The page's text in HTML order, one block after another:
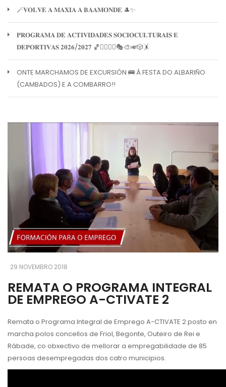
🪄𝐕𝐎𝐋𝐕𝐄 𝐀 𝐌𝐀𝐗𝐈𝐀 𝐀 𝐁𝐀𝐀𝐌𝐎𝐍𝐃𝐄 🎩✨
𝐏𝐑𝐎𝐆𝐑𝐀𝐌𝐀 𝐃𝐄 𝐀𝐂𝐓𝐈𝐕𝐈𝐃𝐀𝐃𝐄𝐒 𝐒𝐎𝐂𝐈𝐎𝐂𝐔𝐋𝐓𝐔𝐑𝐀𝐈𝐒 𝐄
𝐃𝐄𝐏𝐎𝐑𝐓𝐈𝐕𝐀𝐒 𝟐𝟎𝟐𝟔/𝟐𝟎𝟐𝟕 🏀🏊‍♀️🧘‍♀️🎭🎨🎺🎲🤸
ONTE MARCHAMOS DE EXCURSIÓN 🚌 Á FESTA DO ALBARIÑO
(CAMBADOS) E A COMBARRO!!
29 NOVEMBRO 2018
REMATA O PROGRAMA INTEGRAL
DE EMPREGO A-CTIVATE 2
Remata o Programa Integral de Emprego A-CTIVATE 2 posto en
marcha polos concellos de Friol, Begonte, Outeiro de Rei e
Rábade, co obxectivo de mellorar a empregabilidade de 85
persoas desempregadas dos catro municipios.